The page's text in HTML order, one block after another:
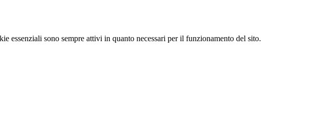
essenziali sono sempre attivi in quanto necessari per il funzionamento del sito.